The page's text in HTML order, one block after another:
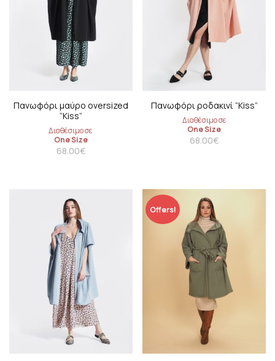
Πανωφόρι μαύρο oversized
“Kiss”
Διαθέσιμο σε
One Size
68.00€
Πανωφόρι ροδακινί “Kiss”
Διαθέσιμο σε
One Size
68.00€
Offers!